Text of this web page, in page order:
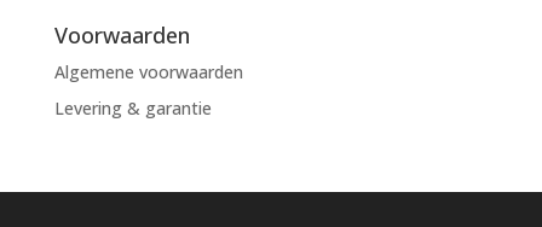
Voorwaarden
Algemene voorwaarden
Levering & garantie